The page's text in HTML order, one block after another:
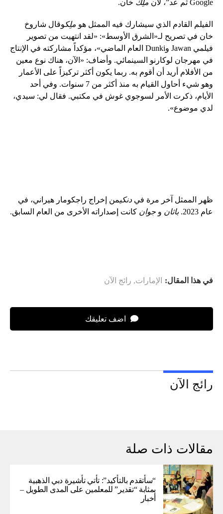
Google ثم عد”، لأن
ملِك خان.
الفيلم القادم الذي سيشارك فيه الممثل هو ملِكوقال شاروخ
خان في تصريح لـ«الشرق الأوسط»: «لقد انتهيت من تصوير
فيلمي Jawan وDunki العام الماضي»، مؤكداً مشاركته في الإنتاج
في مهرجان لوكارنو السينمائي. وأضاف: «الآن، هناك نوع معين
من الأفلام أريد أن أقوم به. ربما يكون أكثر تركيزاً على الأعمار
وهو شيء أحاول القيام به منذ أكثر من 7 سنوات. وفي أحد
الأيام، ذكرت الأمر لسوجوي غوش في مكتبي. فقال لي: سيدي،
لدي موضوع».
ظهر الممثل آخر مرة في دنكيمن إخراج راجكومار هيراني، في
عام 2023.
باثان و جوان كانت إصداراته الأخرى من العام السابق.
في هذا المقال: الإمارات, رائج الآن
اضف تعليقك
رائج الآن
مقالات ذات صلة
“سأتقدم بالتأكيد”: تأتي تأشيرة دبي الذهبية
بمثابة “تقدير” للمعلمين على المدى الطويل –
أخبار